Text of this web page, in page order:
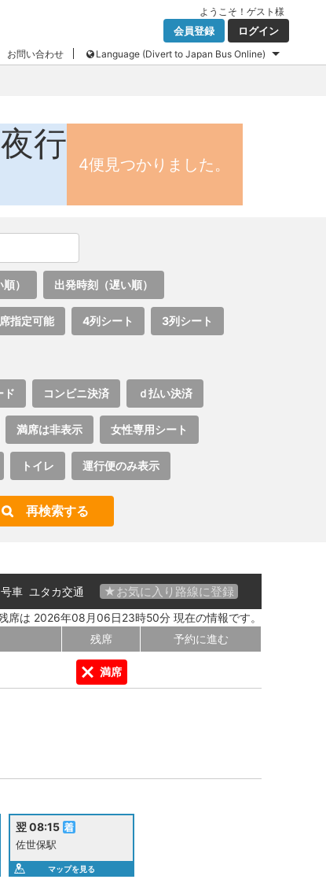
ようこそ！ ゲスト 様
会員登録 ログイン
お問い合わせ Language (Divert to Japan Bus Online)
行
4便見つかりました。
） 出発時刻（遅い順）
指定可能 4列シート 3列シート
ド コンビニ決済 ｄ払い決済
満席は非表示 女性専用シート
トイレ 運行便のみ表示
再検索する
★お気に入り路線に登録
車 ユタカ交通
席は 2026年08月06日23時50分 現在の情報です。
残席 予約に進む
満席
翌 08:15
佐世保駅
マップを見る